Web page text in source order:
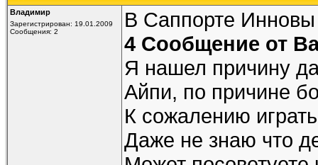
Владимир
Зарегистрирован: 19.01.2009
Сообщения: 2
В Саппорте Инновы
4 Сообщение от
Я нашел причину
Айпи, по причине
К сожалению
Даже не знаю что